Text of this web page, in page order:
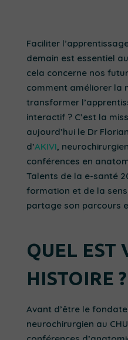
Faciliter
demain est essentiel
cela concerne nos
comment améliorer la
transformer
interactif ? C’est la
aujourd’hui le Dr
d’AKIVI,
conférences en
Talents de la e-santé
formation et de la
partage son parcours
QUEL EST
HISTOIRE ?
Avant d’être le
neurochirurgien au